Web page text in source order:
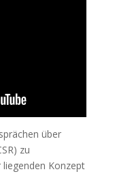
über
zu
Konzept